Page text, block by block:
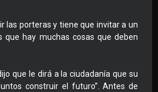
las porteras y tiene que invitar a un
que hay muchas cosas que deben
que le dirá a la ciudadanía que su
construir el futuro”. Antes de